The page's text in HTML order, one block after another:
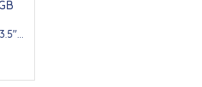
i5
Sự